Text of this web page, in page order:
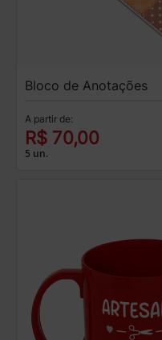
Bloco de Anotações
A partir de:
R$ 70,00
5 un.